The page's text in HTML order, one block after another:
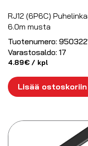
RJ12 (6P6C)
6.0m musta
Tuotenumero:
Varastosaldo: 17
4.89€ / kpl
Lisää ostoskoriin